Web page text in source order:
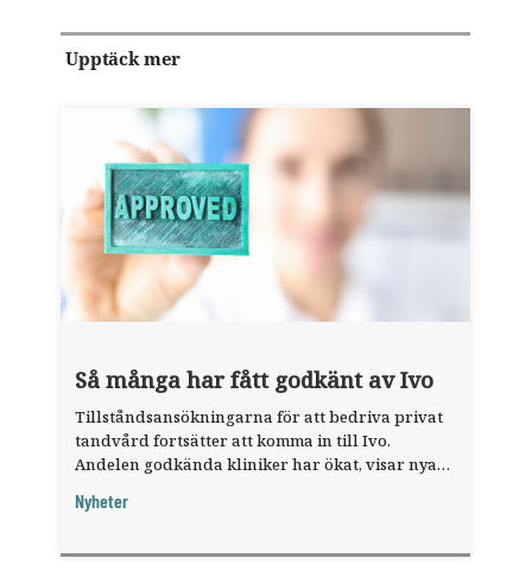
Upptäck mer
Så många har fått godkänt av Ivo
Tillståndsansökningarna för att bedriva privat
tandvård fortsätter att komma in till Ivo.
Andelen godkända kliniker har ökat, visar nya
Nyheter